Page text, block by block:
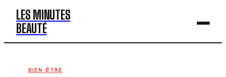
LES MINUTES
BEAUTÉ
BEAUTÉ
BIEN-ÊTRE